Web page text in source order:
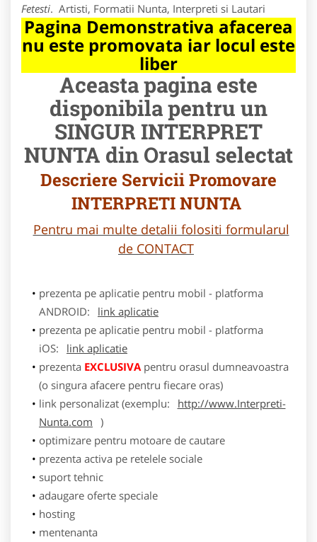
Fetesti. Artisti, Formatii Nunta, Interpreti si Lautari
Pagina Demonstrativa afacerea
nu este promovata iar locul este
liber
Aceasta pagina este
disponibila pentru un
SINGUR INTERPRET
NUNTA din Orasul selectat
Descriere Servicii Promovare
INTERPRETI NUNTA
Pentru mai multe detalii folositi formularul
de CONTACT
prezenta pe aplicatie pentru mobil - platforma
ANDROID:
link aplicatie
prezenta pe aplicatie pentru mobil - platforma
iOS:
link aplicatie
prezenta EXCLUSIVApentru orasul dumneavoastra
(o singura afacere pentru fiecare oras)
link personalizat (exemplu:
http://www.Interpreti-
Nunta.com )
optimizare pentru motoare de cautare
prezenta activa pe retelele sociale
suport tehnic
adaugare oferte speciale
hosting
mentenanta